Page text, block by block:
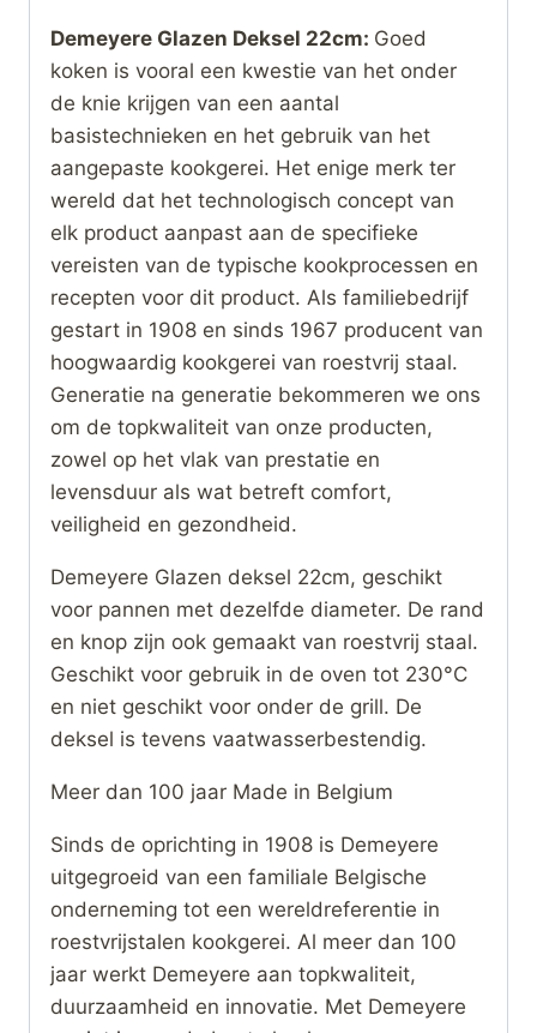
Demeyere Glazen Deksel 22cm: Goed
koken is vooral een kwestie van het onder
de knie krijgen van een aantal
basistechnieken en het gebruik van het
aangepaste kookgerei. Het enige merk ter
wereld dat het technologisch concept van
elk product aanpast aan de specifieke
vereisten van de typische kookprocessen en
recepten voor dit product. Als familiebedrijf
gestart in 1908 en sinds 1967 producent van
hoogwaardig kookgerei van roestvrij staal.
Generatie na generatie bekommeren we ons
om de topkwaliteit van onze producten,
zowel op het vlak van prestatie en
levensduur als wat betreft comfort,
veiligheid en gezondheid.
Demeyere Glazen deksel 22cm, geschikt
voor pannen met dezelfde diameter. De rand
en knop zijn ook gemaakt van roestvrij staal.
Geschikt voor gebruik in de oven tot 230°C
en niet geschikt voor onder de grill. De
deksel is tevens vaatwasserbestendig.
Meer dan 100 jaar Made in Belgium
Sinds de oprichting in 1908 is Demeyere
uitgegroeid van een familiale Belgische
onderneming tot een wereldreferentie in
roestvrijstalen kookgerei. Al meer dan 100
jaar werkt Demeyere aan topkwaliteit,
duurzaamheid en innovatie. Met Demeyere